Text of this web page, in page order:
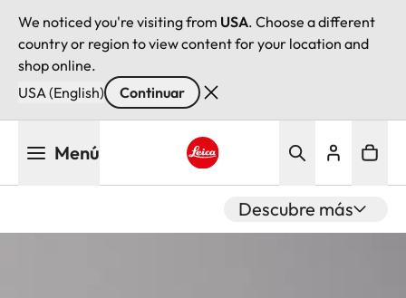
We noticed you're visiting from USA. Choose a different
country or region to view content for your location and
shop online.
USA (English)
Continuar
Menú
Descubre más